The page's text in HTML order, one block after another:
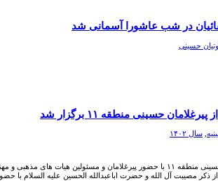
در شب عاشورا آسمانی شد
حسینی
حسینی منطقه ۱۱ برگزار شد
, سال ۱۴۰۲
مصیبت آل الله و حضرت اباعبدالله الحسین علیه السلام با